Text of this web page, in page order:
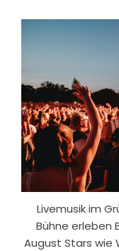
Livemusik im
Bühne erleben
August Stars wie